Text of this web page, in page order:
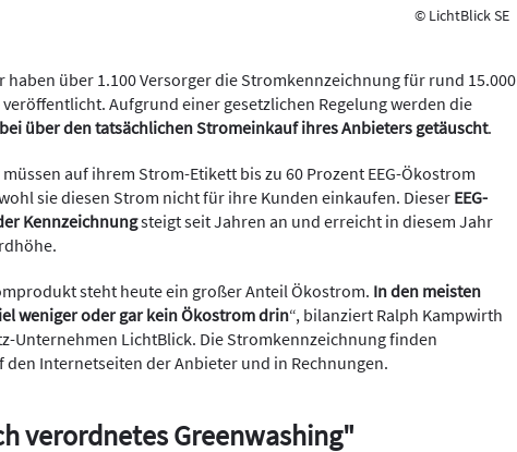
© LichtBlick SE
haben über 1.100 Versorger die Stromkennzeichnung für rund 15.000
Aufgrund einer gesetzlichen Regelung werden die
über den tatsächlichen Stromeinkauf ihres Anbieters getäuscht.
auf ihrem Strom-Etikett bis zu 60 Prozent EEG-Ökostrom
sie diesen Strom nicht für ihre Kunden einkaufen. Dieser EEG-
Kennzeichnungsteigt seit Jahren an und erreicht in diesem Jahr
steht heute ein großer Anteil Ökostrom. In den meisten
weniger oder gar kein Ökostrom drin“, bilanziert Ralph Kampwirth
Unternehmen LichtBlick. Die Stromkennzeichnung finden
den Internetseiten der Anbieter und in Rechnungen.
verordnetes Greenwashing"